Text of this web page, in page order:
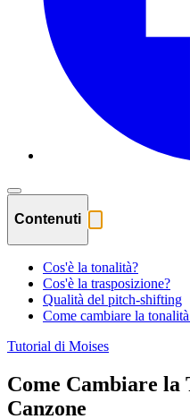
Contenuti
Cos'è la tonalità?
Cos'è la trasposizione?
Qualità del pitch-shifting
Come cambiare la
Tutorial di Moises
Come Cambiare la
Canzone